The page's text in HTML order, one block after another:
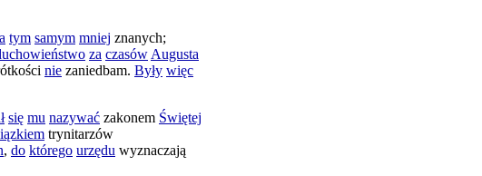
a tym samym mniej znanych;
za czasów Augusta
nie zaniedbam. Były więc
się mu nazywać zakonem Świętej
trynitarzów
, do którego urzędu wyznaczają